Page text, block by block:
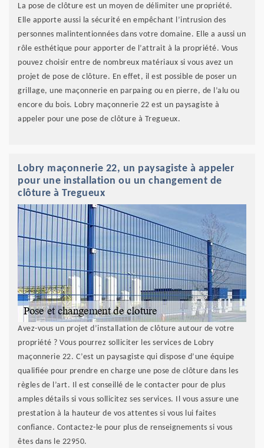
La pose de clôture est un moyen de délimiter une propriété.
Elle apporte aussi la sécurité en empêchant l’intrusion des
personnes malintentionnées dans votre domaine. Elle a aussi un
rôle esthétique pour apporter de l’attrait à la propriété. Vous
pouvez choisir entre de nombreux matériaux si vous avez un
projet de pose de clôture. En effet, il est possible de poser un
grillage, une maçonnerie en parpaing ou en pierre, de l’alu ou
encore du bois. Lobry maçonnerie 22 est un paysagiste à
appeler pour une pose de clôture à Tregueux.
Lobry maçonnerie 22, un paysagiste à appeler
pour une installation ou un changement de
clôture à Tregueux
Avez-vous un projet d’installation de clôture autour de votre
propriété ? Vous pourrez solliciter les services de Lobry
maçonnerie 22. C’est un paysagiste qui dispose d’une équipe
qualifiée pour prendre en charge une pose de clôture dans les
règles de l’art. Il est conseillé de le contacter pour de plus
amples détails si vous sollicitez ses services. Il vous assure une
prestation à la hauteur de vos attentes si vous lui faites
confiance. Contactez-le pour plus de renseignements si vous
êtes dans le 22950.